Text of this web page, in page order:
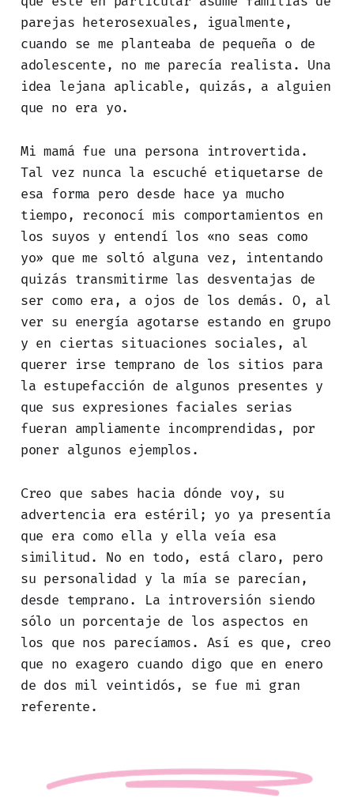
parejas heterosexuales, igualmente,
cuando se me planteaba de pequeña o de
adolescente, no me parecía realista. Una
idea lejana aplicable, quizás, a alguien
que no era yo.
Mi mamá fue una persona introvertida.
Tal vez nunca la escuché etiquetarse de
esa forma pero desde hace ya mucho
tiempo, reconocí mis comportamientos en
los suyos y entendí los «no seas como
yo» que me soltó alguna vez, intentando
quizás transmitirme las desventajas de
ser como era, a ojos de los demás. O, al
ver su energía agotarse estando en grupo
y en ciertas situaciones sociales, al
querer irse temprano de los sitios para
la estupefacción de algunos presentes y
que sus expresiones faciales serias
fueran ampliamente incomprendidas, por
poner algunos ejemplos.
Creo que sabes hacia dónde voy, su
advertencia era estéril; yo ya presentía
que era como ella y ella veía esa
similitud. No en todo, está claro, pero
su personalidad y la mía se parecían,
desde temprano. La introversión siendo
sólo un porcentaje de los aspectos en
los que nos parecíamos. Así es que, creo
que no exagero cuando digo que en enero
de dos mil veintidós, se fue mi gran
referente.